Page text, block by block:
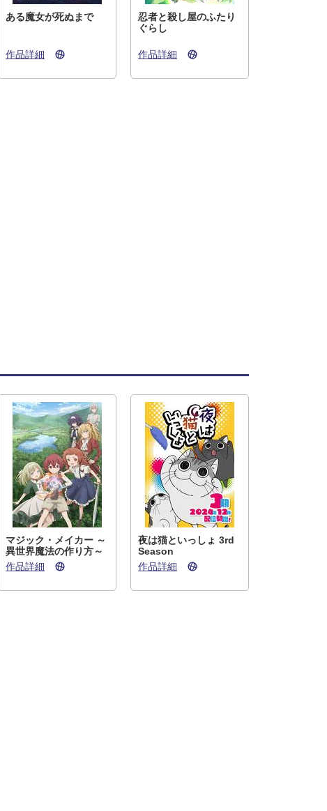
ある魔女が死ぬまで
作品詳細
忍者と殺し屋のふたり
ぐらし
作品詳細
マジック・メイカー ～
異世界魔法の作り方～
作品詳細
夜は猫といっしょ 3rd
Season
作品詳細